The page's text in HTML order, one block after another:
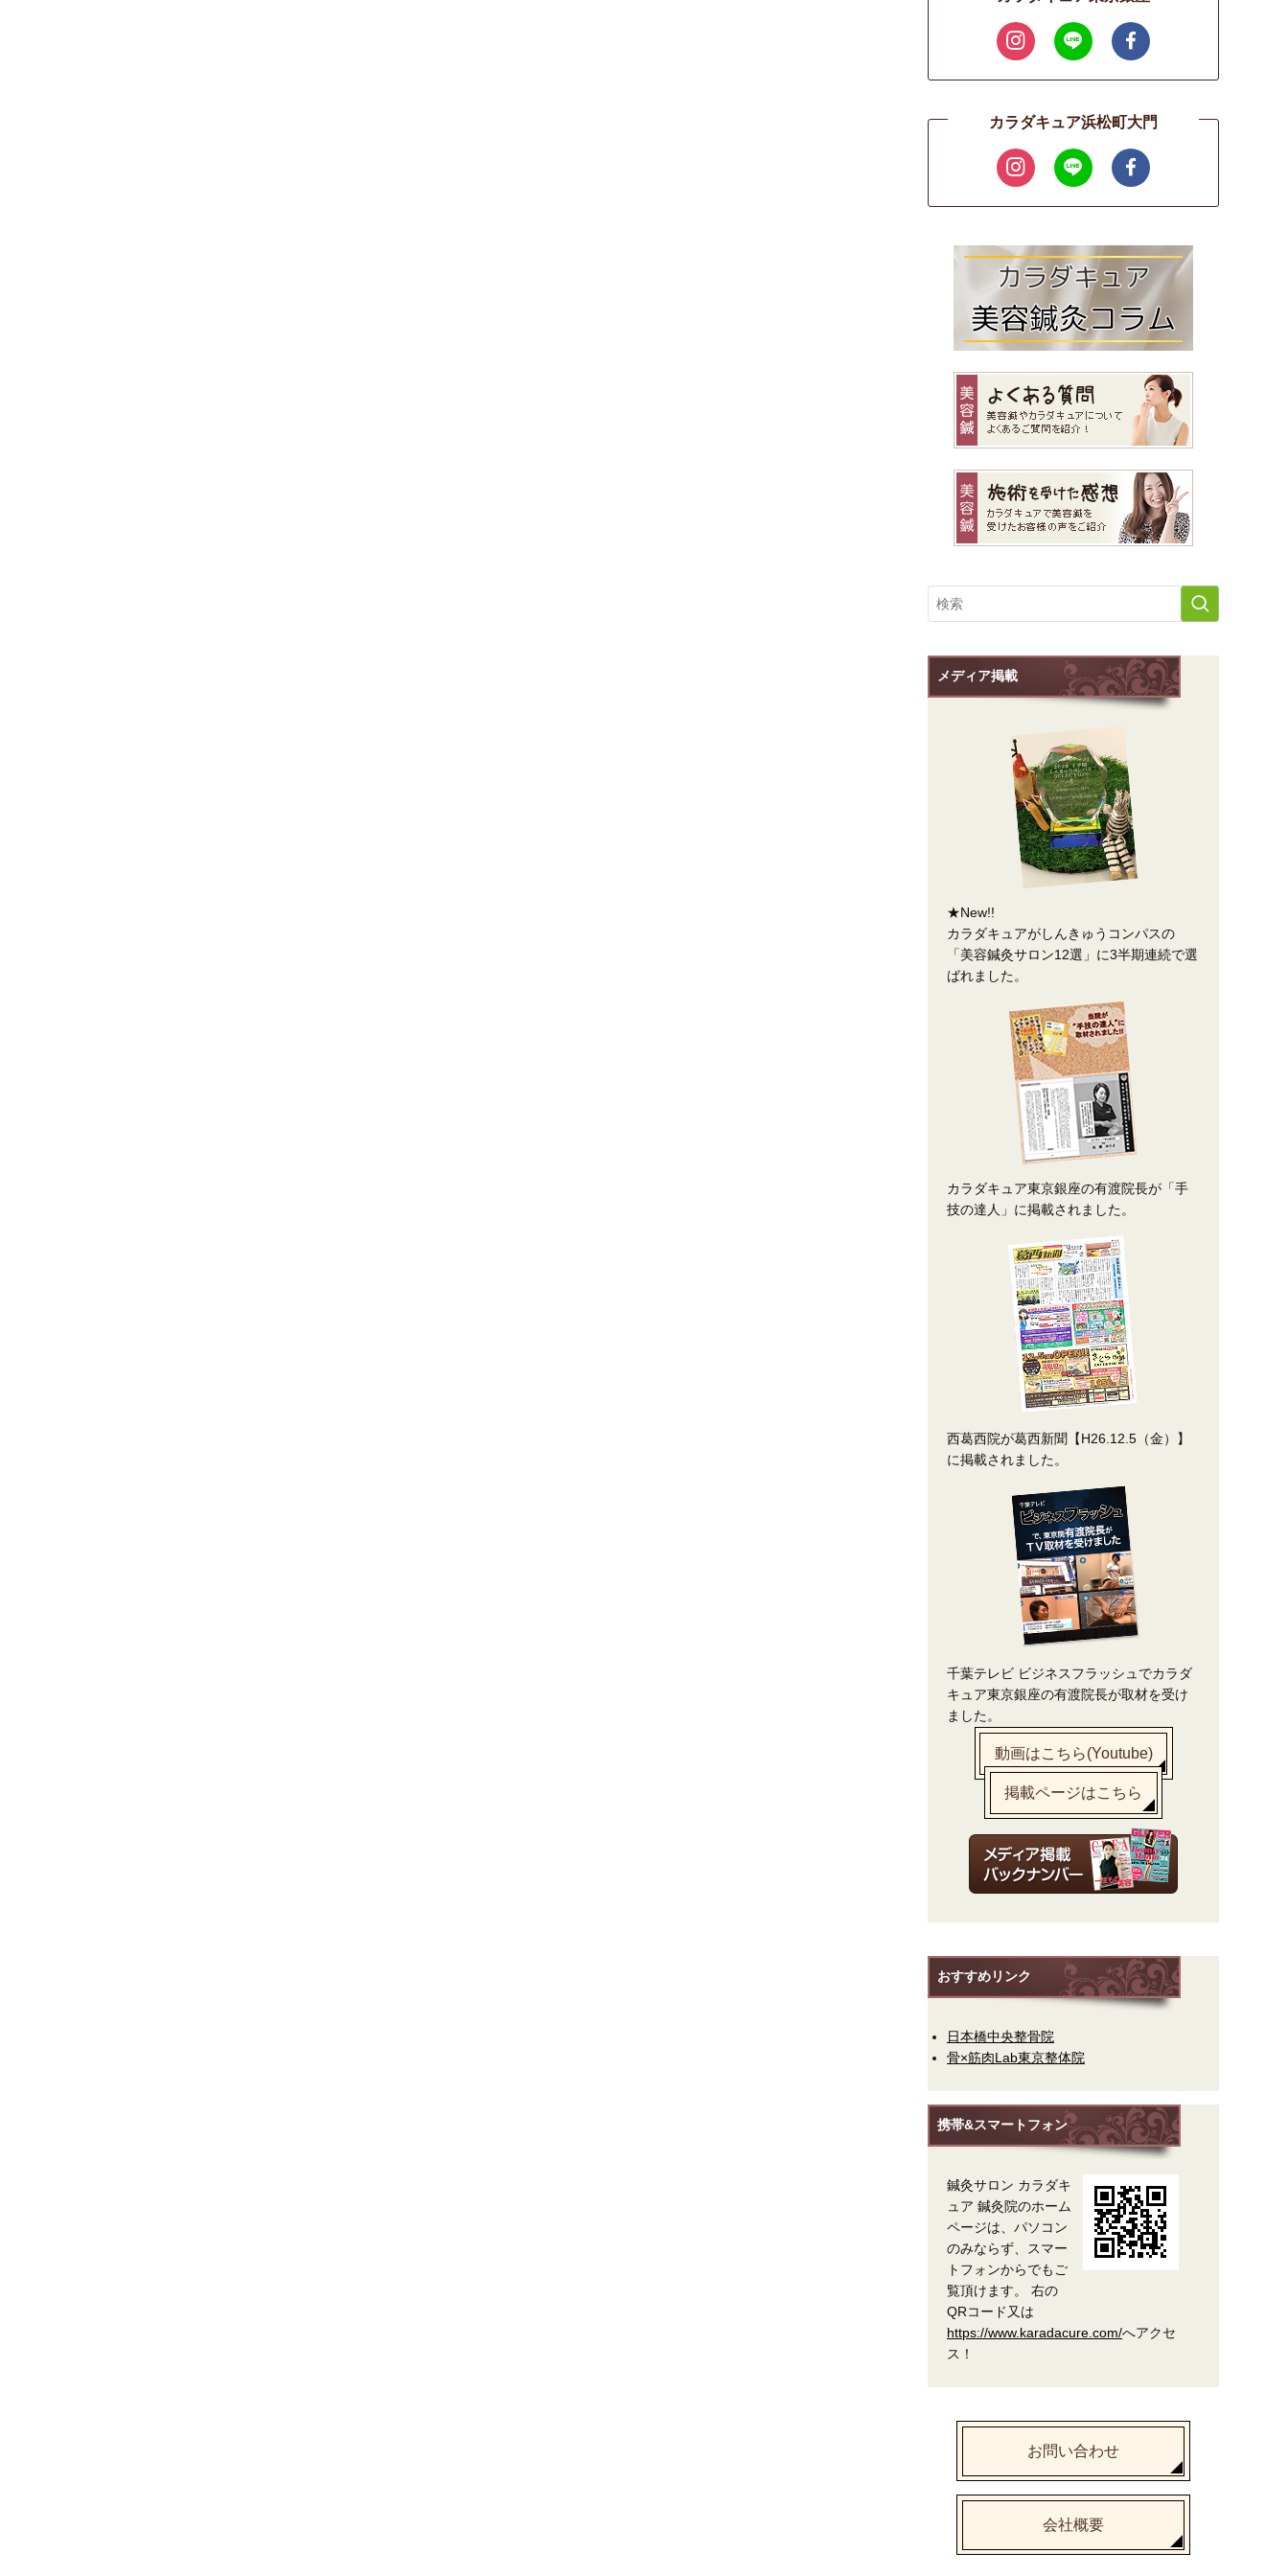
カラダキュア浜松町大門
メディア掲載
★New!!
カラダキュアがしんきゅうコンパスの
「美容鍼灸サロン12選」に3半期連続で選
ばれました。
カラダキュア東京銀座の有渡院長が「手
技の達人」に掲載されました。
西葛西院が葛西新聞【H26.12.5（金）】
に掲載されました。
千葉テレビ ビジネスフラッシュでカラダ
キュア東京銀座の有渡院長が取材を受け
ました。
動画はこちら(Youtube)
掲載ページはこちら
おすすめリンク
日本橋中央整骨院
骨×筋肉Lab東京整体院
携帯&スマートフォン
鍼灸サロン カラダキ
ュア 鍼灸院のホーム
ページは、パソコン
のみならず、スマー
トフォンからでもご
覧頂けます。 右の
QRコード又は
https://www.karadacure.com/へアクセ
ス！
お問い合わせ
会社概要